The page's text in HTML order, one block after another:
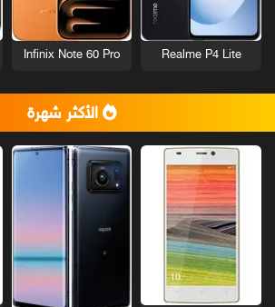
Realme P4 Lite
Infinix Note 60 Pro
الأكثر شهرة